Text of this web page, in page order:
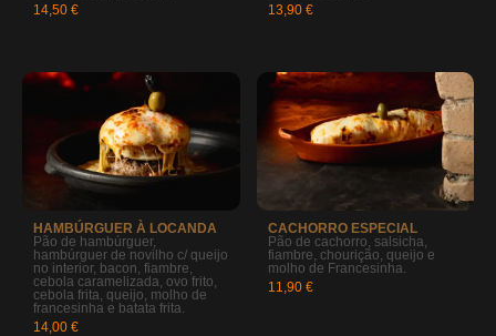
14,50 €
13,90 €
HAMBÚRGUER À LOCANDA
Pão de hambúrguer,
hambúrguer de novilho c/ queijo
no interior, bacon, fiambre,
cebola caramelizada, ovo frito,
cebola frita, queijo, molho de
francesinha e batata frita.
14,00 €
CACHORRO ESPECIAL
Pão de cachorro, salsicha,
fiambre, chourição, queijo e
molho de Francesinha.
11,90 €